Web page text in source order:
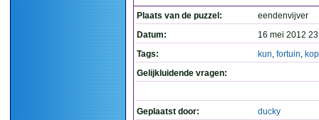
Plaats van de puzzel:
eendenvijver
Datum:
16 mei 2012
Tags:
kun, fortuin,
Gelijkluidende vragen:
Geplaatst door: ducky